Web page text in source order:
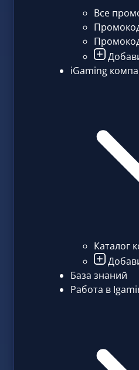
Все
iGaming
Каталог
База знаний
Работа в